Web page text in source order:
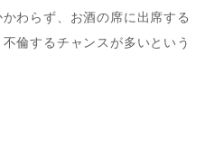
わらず、お酒の席に出席する
倫するチャンスが多いという